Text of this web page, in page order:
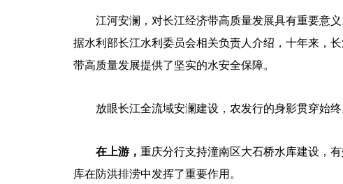
江河安澜，对长江经济带高质量发展具有重要意
据水利部长江水利委员会相关负责人介绍，十年来，
带高质量发展提供了坚实的水安全保障。
放眼长江全流域安澜建设，农发行的身影贯穿始终
在上游， 重庆分行支持潼南区大石桥水库建设，
库在防洪排涝中发挥了重要作用。